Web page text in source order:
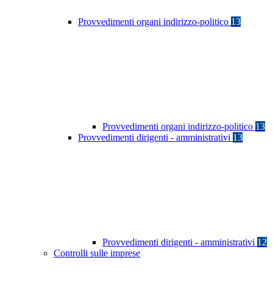
Provvedimenti organi indirizzo-politico 13
Provvedimenti organi indirizzo-politico 13
Provvedimenti dirigenti - amministrativi 13
Provvedimenti dirigenti - amministrativi 12
Controlli sulle imprese